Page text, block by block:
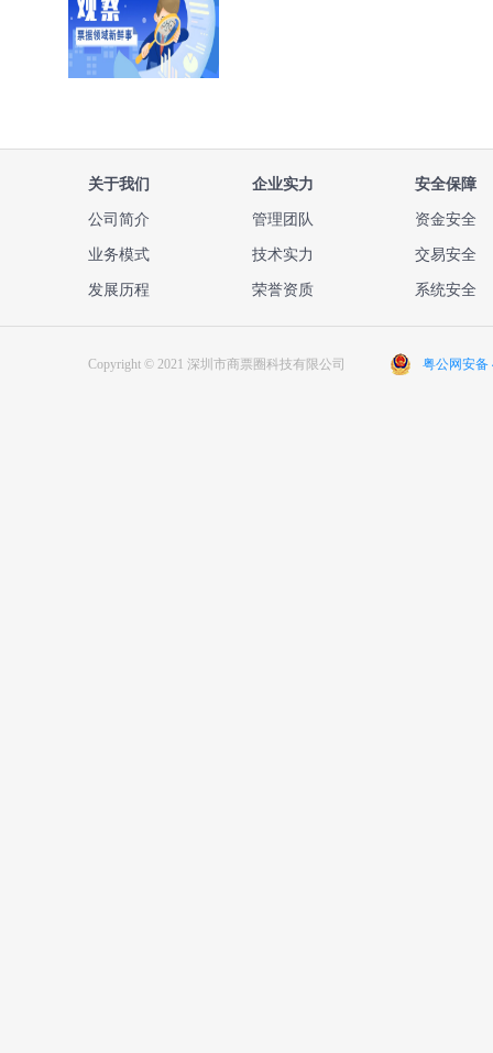
关于我们
公司简介
业务模式
发展历程
企业实力
管理团队
技术实力
荣誉资质
安全保障
资金安全
交易安全
系统安全
Copyright © 2021 深圳市商票圈科技有限公司 粤公网安备